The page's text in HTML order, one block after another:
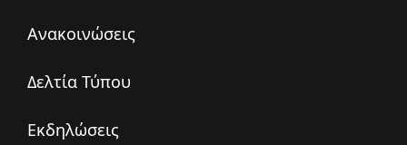
Ανακοινώσεις
Δελτία Τύπου
Εκδηλώσεις